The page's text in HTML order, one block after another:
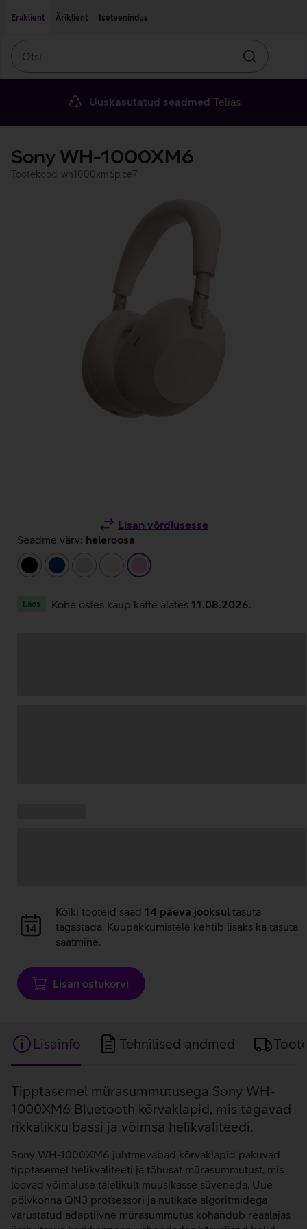
Eraklient
Äriklient Iseteenindus
Otsin
Uuskasutatud seadmed Telias
Sony WH-1000XM6
Tootekood: wh1000xm6p.ce7
Lisan võrdlusesse
Seadme värv: heleroosa
must
tumesininehõbedane
beež heleroosa
Laos Kohe ostes kaup kätte alates 11.08.2026
Andmete
laadimine
Kõiki tooteid saad 14 päeva jooksul tasuta
tagastada. Kuupakkumistele kehtib lisaks ka tasuta
saatmine.
Lisan ostukorvi
Lisainfo Tehnilised andmed
Lisainfo
Tipptasemel mürasummutusega Sony WH-
1000XM6 Bluetooth kõrvaklapid, mis tagavad
rikkalikku bassi ja võimsa helikvaliteedi.
Sony WH-1000XM6 juhtmevabad kõrvaklapid pakuvad
tipptasemel helikvaliteeti ja tõhusat mürasummutust, mis
loovad võimaluse täielikult muusikasse süveneda. Uue
põlvkonna QN3 protsessori ja nutikate algoritmidega
varustatud adaptiivne mürasummutus kohandub reaalajas